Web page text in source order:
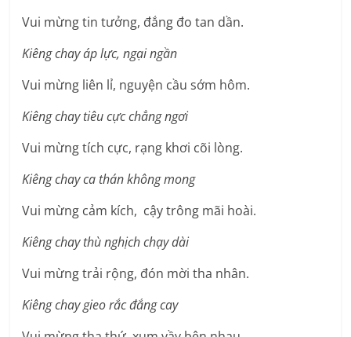
Vui mừng tin tưởng, đắng đo tan dần.
Kiêng chay áp lực, ngại ngần
Vui mừng liên lỉ, nguyện cầu sớm hôm.
Kiêng chay tiêu cực chẳng ngơi
Vui mừng tích cực, rạng khơi cõi lòng.
Kiêng chay ca thán không mong
Vui mừng cảm kích, cậy trông mãi hoài.
Kiêng chay thù nghịch chạy dài
Vui mừng trải rộng, đón mời tha nhân.
Kiêng chay gieo rắc đắng cay